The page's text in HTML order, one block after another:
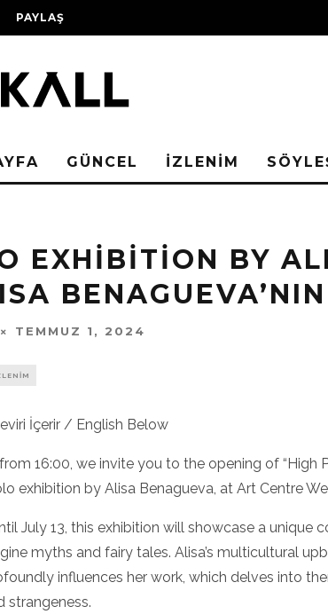
PAYLAŞ
GÜNCEL İZLENİM
EXHIBITION BY
TEMMUZ 1, 2024
İçerir / English Below
16:00, we invite you to the opening of “High
exhibition by Alisa Benagueva, at Art Centre
July 13, this exhibition will showcase a
myths and fairy tales. Alisa’s multicultural
influences her work, which delves into
strangeness.
SIYAH TAVŞAN’DAN